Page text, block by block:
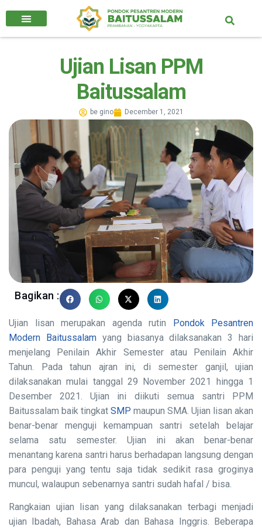
Ujian Lisan PPM
Baitussalam
be gino December 1, 2021
Bagikan :
Ujian lisan merupakan agenda rutin Pondok Pesantren
Modern Baitussalamyang biasanya dilaksanakan 3 hari
menjelang Penilain Akhir Semester atau Penilain Akhir
Tahun. Pada tahun ajran ini, di semester ganjil, ujian
dilaksanakan mulai tanggal 29 November 2021 hingga 1
Desember 2021. Ujian ini diikuti semua santri PPM
Baitussalam baik tingkat SMP maupun SMA. Ujian lisan akan
benar-benar menguji kemampuan santri setelah belajar
selama satu semester. Ujian ini akan benar-benar
menantang karena santri harus berhadapan langsung dengan
para penguji yang tentu saja tidak sedikit rasa groginya
muncul, walaupun sebenarnya santri sudah hafal / bisa.
Rangkaian ujian lisan yang dilaksanakan terbagi menjadi
ujian Ibadah, Bahasa Arab dan Bahasa Inggris. Beberapa